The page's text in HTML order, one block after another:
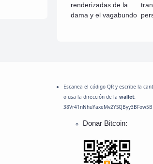
renderizadas de la
dama y el vagabundo
Escanea el código QR y escribe la
o usa la dirección de la wallet:
Donar Bitcoin: